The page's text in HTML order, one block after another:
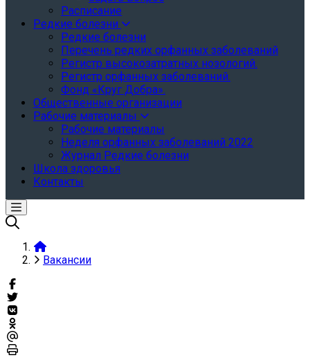
Расписание
Редкие болезни
Редкие болезни
Перечень редких орфанных заболеваний
Регистр высокозатратных нозологий.
Регистр орфанных заболеваний.
Фонд «Круг Добра».
Общественные организации
Рабочие материалы
Рабочие материалы
Неделя орфанных заболеваний 2022
Журнал Редкие болезни
Школа здоровья
Контакты
Вакансии